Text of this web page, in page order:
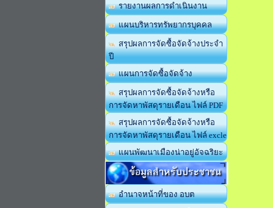
รายงานผลการดำเนินงาน
แผนบริหารทรัพยากรบุคคล
สรุปผลการจัดซื้อจัดจ้างประจำ
ปี
แผนการจัดซื้อจัดจ้าง
สรุปผลการจัดซื้อจัดจ้างหรือ
การจัดหาพัสดุรายเดือน ไฟล์ PDF
สรุปผลการจัดซื้อจัดจ้างหรือ
การจัดหาพัสดุรายเดือน ไฟล์ excle
แผนพัฒนาเมืองน่าอยู่อัจฉริยะ
ข้อมูลสำหรับประชาชน
อำนาจหน้าที่ของ อบต